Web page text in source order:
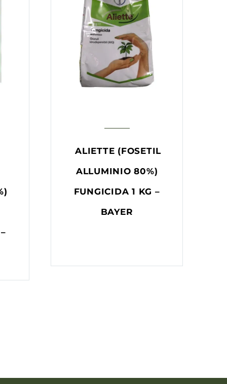
ALIETTE (FOSETIL
ALLUMINIO 80%)
FUNGICIDA 1 KG –
BAYER